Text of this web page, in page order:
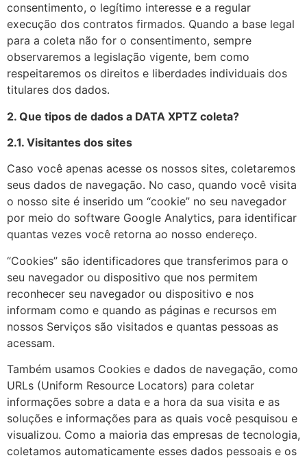
consentimento, o legítimo interesse e a regular
execução dos contratos firmados. Quando a base legal
para a coleta não for o consentimento, sempre
observaremos a legislação vigente, bem como
respeitaremos os direitos e liberdades individuais dos
titulares dos dados.
2. Que tipos de dados a DATA XPTZ coleta?
2.1. Visitantes dos sites
Caso você apenas acesse os nossos sites, coletaremos
seus dados de navegação. No caso, quando você visita
o nosso site é inserido um “cookie” no seu navegador
por meio do software Google Analytics, para identificar
quantas vezes você retorna ao nosso endereço.
“Cookies” são identificadores que transferimos para o
seu navegador ou dispositivo que nos permitem
reconhecer seu navegador ou dispositivo e nos
informam como e quando as páginas e recursos em
nossos Serviços são visitados e quantas pessoas as
acessam.
Também usamos Cookies e dados de navegação, como
URLs (Uniform Resource Locators) para coletar
informações sobre a data e a hora da sua visita e as
soluções e informações para as quais você pesquisou e
visualizou. Como a maioria das empresas de tecnologia,
coletamos automaticamente esses dados pessoais e os